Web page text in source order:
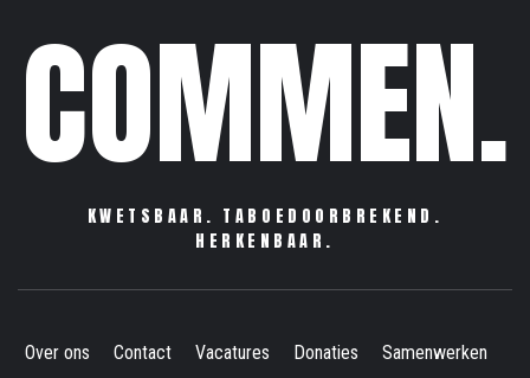
COMMEN.
KWETSBAAR. TABOEDOORBREKEND.
HERKENBAAR.
Over ons Contact Vacatures Donaties Samenwerken